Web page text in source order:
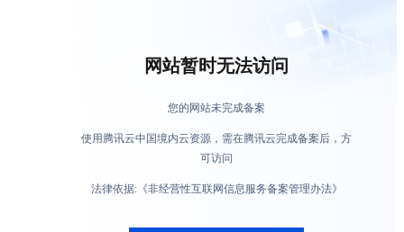
网站暂时无法访问
您的网站未完成备案
使用腾讯云中国境内云资源，需在腾讯云完成备案后，方
可访问
法律依据:《非经营性互联网信息服务备案管理办法》